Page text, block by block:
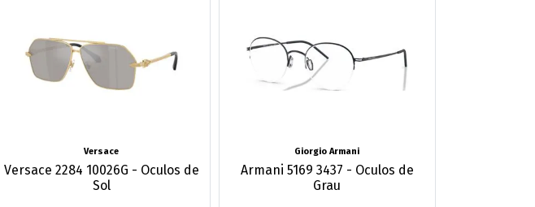
Versace
Versace 2284 10026G - Oculos de
Sol
Giorgio Armani
Armani 5169 3437 - Oculos de
Grau